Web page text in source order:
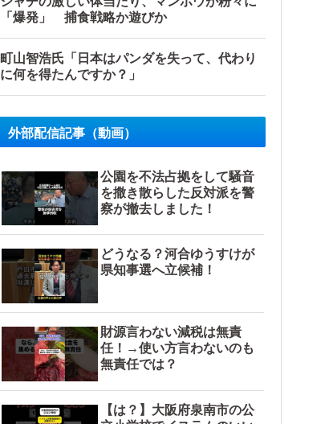
「爆発」 捕食戦略か遊びか
町山智浩氏「日本はパンダを失って、代わり
に何を得たんですか？」
外部配信記事（動画）
公園を不法占拠をして騒音
を撒き散らした反対派を警
察が撤去しました！
どうなる？河合ゆうすけが
県知事選へ立候補！
財源言わない減税は無責
任！→使い方言わないのも
無責任では？
【は？】大阪府泉南市の公